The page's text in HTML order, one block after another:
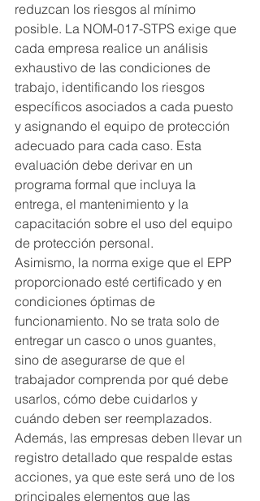
reduzcan los riesgos al mínimo
posible. La NOM-017-STPS exige que
cada empresa realice un análisis
exhaustivo de las condiciones de
trabajo, identificando los riesgos
específicos asociados a cada puesto
y asignando el equipo de protección
adecuado para cada caso. Esta
evaluación debe derivar en un
programa formal que incluya la
entrega, el mantenimiento y la
capacitación sobre el uso del equipo
de protección personal.
Asimismo, la norma exige que el EPP
proporcionado esté certificado y en
condiciones óptimas de
funcionamiento. No se trata solo de
entregar un casco o unos guantes,
sino de asegurarse de que el
trabajador comprenda por qué debe
usarlos, cómo debe cuidarlos y
cuándo deben ser reemplazados.
Además, las empresas deben llevar un
registro detallado que respalde estas
acciones, ya que este será uno de los
principales elementos que las